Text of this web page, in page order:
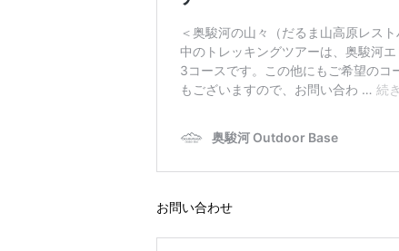
お問い合わせ